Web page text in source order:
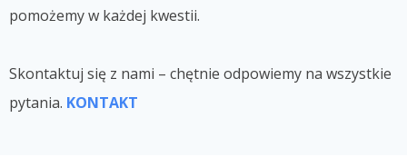
pomożemy w każdej kwestii.
Skontaktuj się z nami – chętnie odpowiemy na wszystkie
pytania. KONTAKT